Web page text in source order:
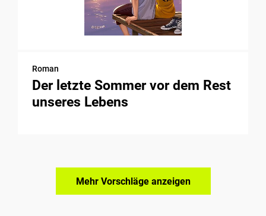
Roman
Der letzte Sommer vor dem Rest
unseres Lebens
Mehr Vorschläge anzeigen